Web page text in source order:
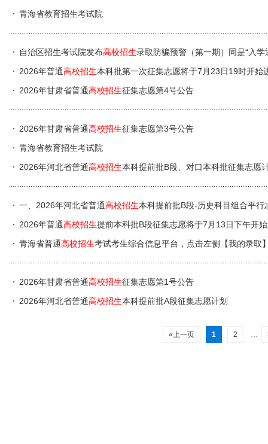
青海省教育招生考试院
自治区招生考试院发布高校招生录取防骗预警（第一期）同是“入
2026年普通高校招生本科批第一次征集志愿将于7月23日19时开始
2026年甘肃省普通高校招生征集志愿第4号公告
2026年甘肃省普通高校招生征集志愿第3号公告
青海省教育招生考试院
2026年河北省普通高校招生本科提前批B段、对口本科批征集志愿
一、2026年河北省普通高校招生本科提前批B段-历史科目组合平行
2026年普通高校招生提前本科批B段征集志愿将于7月13日下午开
青海省普通高校招生考试考生综合信息平台，点击左侧【我的录取
2026年甘肃省普通高校招生征集志愿第1号公告
2026年河北省普通高校招生本科提前批A段征集志愿计划
«上一页 1 2 …